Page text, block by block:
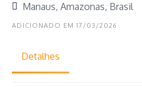
Manaus, Amazonas, Brasil
ADICIONADO EM 17/03/2026
Detalhes